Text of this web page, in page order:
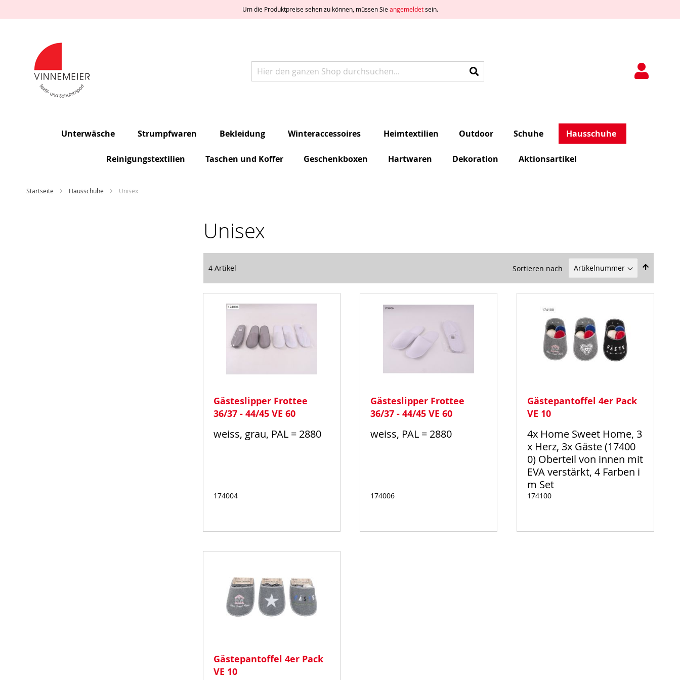
Um die Produktpreise sehen zu können, müssen Sieangemeldetsein.
Ein Konto
freischalten
Ein Konto
erstellen
Suche
Suche
Unterwäsche Strumpfwaren Bekleidung Winteraccessoires Heimtextilien Outdoor Schuhe Hausschuhe
Reinigungstextilien Taschen und Koffer Geschenkboxen Hartwaren Dekoration Aktionsartikel
Startseite Hausschuhe Unisex
Unisex
4 Artikel Sortieren nach
In
Gästeslipper Frottee
36/37 - 44/45 VE 60
weiss, grau, PAL = 2880
174004
Auf
Gästeslipper Frottee
36/37 - 44/45 VE 60
weiss, PAL = 2880
174006
Auf
Gästepantoffel 4er Pack
VE 10
4x Home Sweet Home, 3
x Herz, 3x Gäste (17400
0) Oberteil von innen mit
EVA verstärkt, 4 Farben i
m Set
174100
Auf
Gästepantoffel 4er Pack
VE 10